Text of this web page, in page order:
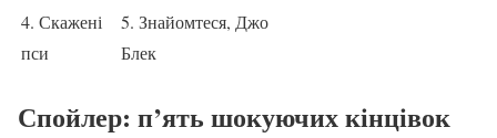
4. Скажені
пси
5. Знайомтеся, Джо
Блек
Спойлер: п’ять шокуючих кінцівок